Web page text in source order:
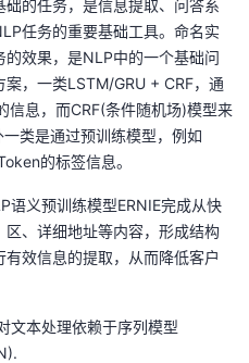
的任务，是信息提取、问答系
任务的重要基础工具。命名实
效果，是NLP中的一个基础问
，一类LSTM/GRU + CRF，通
信息，而CRF(条件随机场)模型来
类是通过预训练模型，例如
的标签信息。
义预训练模型ERNIE完成从快
、详细地址等内容，形成结构
效信息的提取，从而降低客户
文本处理依赖于序列模型
.